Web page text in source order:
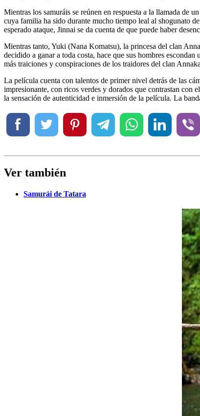
Mientras los samuráis se reúnen en respuesta a la llamada de
cuya familia ha sido durante mucho tiempo leal al shogunato
esperado ataque, Jinnai se da cuenta de que puede haber
Mientras tanto, Yuki (Nana Komatsu), la princesa del clan
decidido a ganar a toda costa, hace que sus hombres
más traiciones y conspiraciones de los traidores del clan
La película cuenta con talentos de primer nivel detrás de las
impresionante, con ricos verdes y dorados que contrastan con
la sensación de autenticidad e inmersión de la película. La
Ver también
Samurái de Tatara